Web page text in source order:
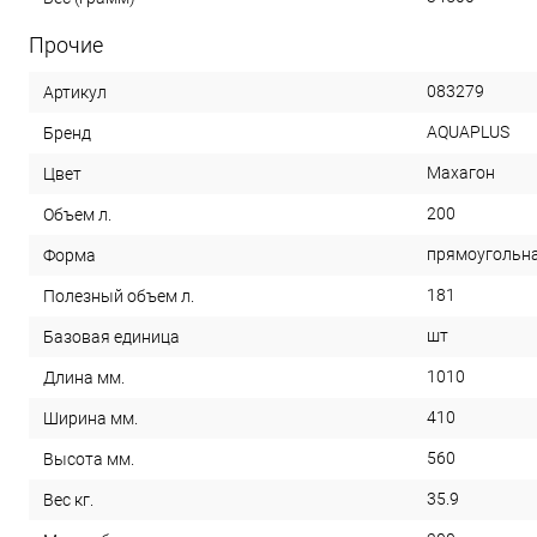
Прочие
Артикул 083279
Бренд AQUAPLUS
Цвет Махагон
Объем л. 200
Форма
Полезный объем л. 181
Базовая единица шт
Длина мм. 1010
Ширина мм. 410
Высота мм. 560
Вес кг. 35.9